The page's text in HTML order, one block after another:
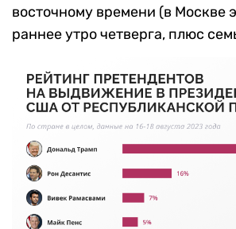
восточному времени (в Москве
раннее утро четверга, плюс